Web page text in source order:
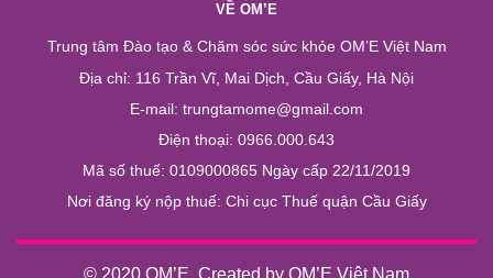
VỀ OM’E
Trung tâm Đào tạo & Chăm sóc sức khỏe OM’E Việt Nam
Địa chỉ: 116 Trần Vĩ, Mai Dịch, Cầu Giấy, Hà Nội
E-mail: trungtamome@gmail.com
Điện thoại: 0966.000.643
Mã số thuế: 0109000865 Ngày cấp 22/11/2019
Nơi đăng ký nộp thuế: Chi cục Thuế quận Cầu Giấy
© 2020 OM’E. Created by OM’E Việt Nam